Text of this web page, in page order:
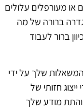
או מעורפלים עלולים
ברורה של מה
ברור לעבוד
שלך על ידי
חזותי של
מודע שלך